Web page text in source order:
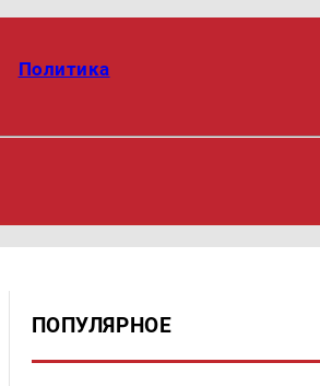
Политика
ПОПУЛЯРНОЕ